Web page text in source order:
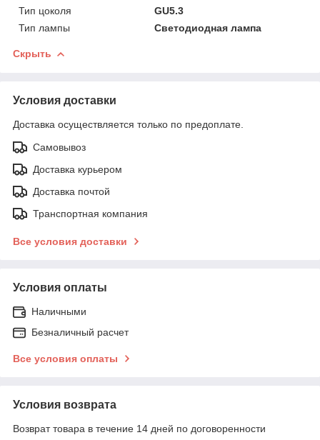
Тип цоколя
GU5.3
Тип лампы
Светодиодная лампа
Скрыть
Условия доставки
Доставка осуществляется только по предоплате.
Самовывоз
Доставка курьером
Доставка почтой
Транспортная компания
Все условия доставки
Условия оплаты
Наличными
Безналичный расчет
Все условия оплаты
Условия возврата
Возврат товара в течение 14 дней по договоренности